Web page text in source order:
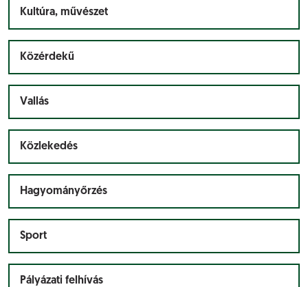
Kultúra, művészet
Közérdekű
Vallás
Közlekedés
Hagyományőrzés
Sport
Pályázati felhívás